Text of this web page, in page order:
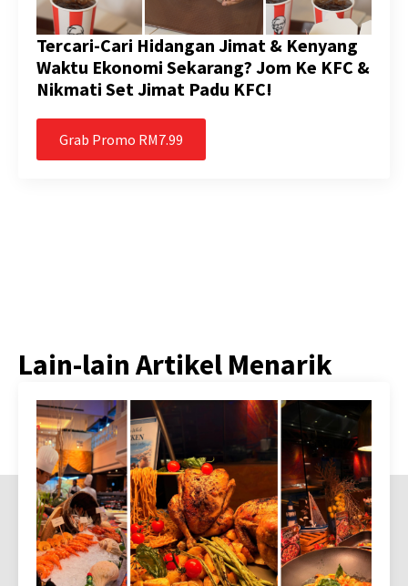
Tercari-Cari Hidangan Jimat & Kenyang
Waktu Ekonomi Sekarang? Jom Ke KFC &
Nikmati Set Jimat Padu KFC!
Grab Promo RM7.99
Lain-lain Artikel Menarik